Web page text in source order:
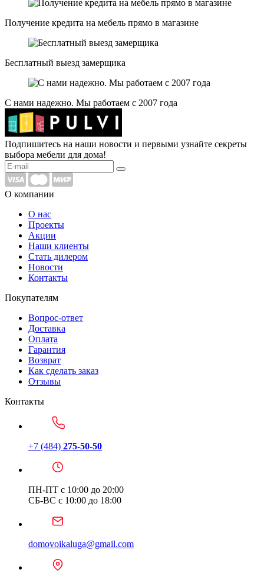
Получение кредита на мебель прямо в магазине
Бесплатный выезд замерщика
С нами надежно. Мы работаем с 2007 года
Подпишитесь на наши новости и первыми узнайте секреты
выбора мебели для дома!
О компании
О нас
Проекты
Акции
Наши клиенты
Стать дилером
Новости
Контакты
Покупателям
Вопрос-ответ
Доставка
Оплата
Гарантия
Возврат
Как сделать заказ
Отзывы
Контакты
+7 (484) 275-50-50
ПН-ПТ с 10:00 до 20:00
СБ-ВС с 10:00 до 18:00
domovoikaluga@gmail.com